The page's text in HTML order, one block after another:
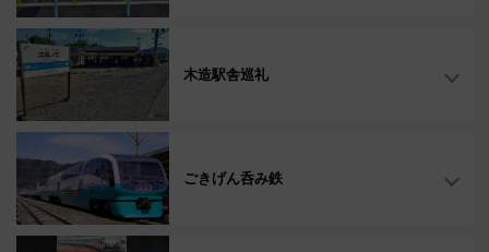
木造駅舎巡礼
ごきげん呑み鉄